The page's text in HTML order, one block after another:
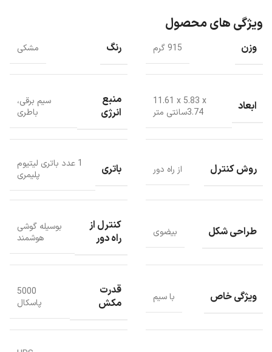
مخزن آب
ربات تمیز کننده اتوماتیک پنجره هوبوت مدل
HOBOT-388 دارای نازل
اسپری آب اولتراسونیک است و همچنین مخزن آب قابل تعویض دارد، که
می تواند آب را تا مه های 15 میکرومتری پخش کند و سپس آن را به طور
ویژگی های محصول
وزن 915 گرم رنگ مشکی
ابعاد
‎11.61 x 5.83 x
3.74سانتی متر
منبع
انرژی
سیم برقی،
باطری
روش کنترل از راه دور باتری
1 عدد باتری لیتیوم
پلیمری
طراحی شکل بیضوی
کنترل از
راه دور
بوسیله گوشی
هوشمند
ویژگی خاص با سیم
قدرت
مکش
5000
پاسکال